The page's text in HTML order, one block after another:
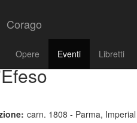
Corago
Opere Eventi Libretti
carn. 1808 - Parma,